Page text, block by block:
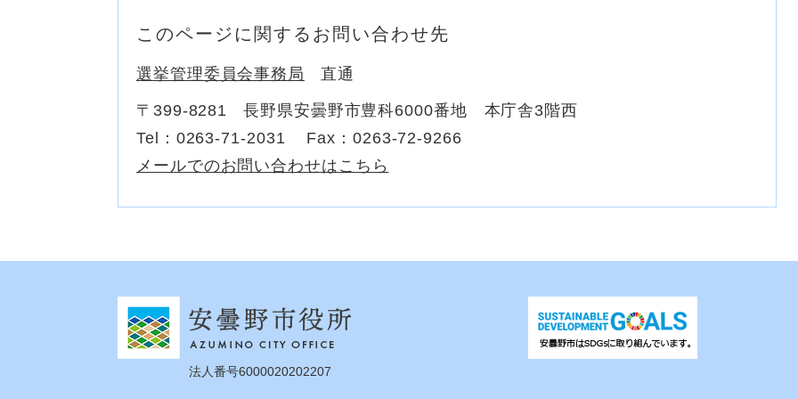
このページに関するお問い合わせ先
選挙管理委員会事務局 直通
〒399-8281
長野県安曇野市豊科6000番地 本庁舎3階西
Tel：0263-71-2031
Fax：0263-72-9266
メールでのお問い合わせはこちら
法人番号6000020202207